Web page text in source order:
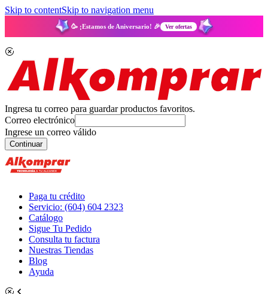
Skip to contentSkip to navigation menu
🥳 ¡Estamos de Aniversario! 🎉 Ver ofertas
Ingresa tu correo para guardar productos favoritos.
Correo electrónico
Ingrese un correo válido
Continuar
Paga tu crédito
Servicio: (604) 604 2323
Catálogo
Sigue Tu Pedido
Consulta tu factura
Nuestras Tiendas
Blog
Ayuda